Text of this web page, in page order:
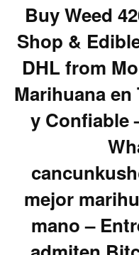
Buy Weed
Shop &
DHL from
Marihuana
y Confiable
mejor
mano –